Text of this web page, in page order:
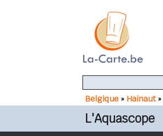
Belgique » Hainaut»
L'Aquascope